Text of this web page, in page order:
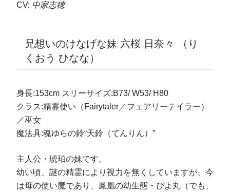
CV: 中家志穂
兄想いのけなげな妹 六桜 日奈々 （り
くおう ひなな）
身長:153cm スリーサイズ:B73/ W53/ H80
クラス:精霊使い（Fairytaler／フェアリーテイラー）
／巫女
魔法具:魂ゆらの鈴“天鈴（てんりん）”
主人公・琥珀の妹です。
幼い頃、謎の精霊により視力を無くしていますが、今
は母の使い魔であり、鳳凰の幼生態・ぴよ丸（でも、